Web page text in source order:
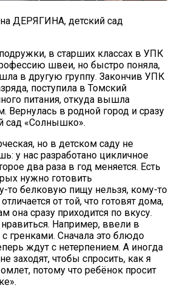
ДЕРЯГИНА, детский сад
в старших классах в УПК
швеи, но быстро поняла,
в другую группу. Закончив УПК
поступила в Томский
питания, откуда вышла
Вернулась в родной город и сразу
сад «Солнышко».
но в детском саду не
у нас разработано цикличное
два раза в год меняется. Есть
нужно готовить
то белковую пищу нельзя, кому-то
от той, что готовят дома,
она сразу приходится по вкусу.
Например, ввели в
гренками. Сначала это блюдо
ждут с нетерпением. А иногда
заходят, чтобы спросить, как я
потому что ребёнок просит